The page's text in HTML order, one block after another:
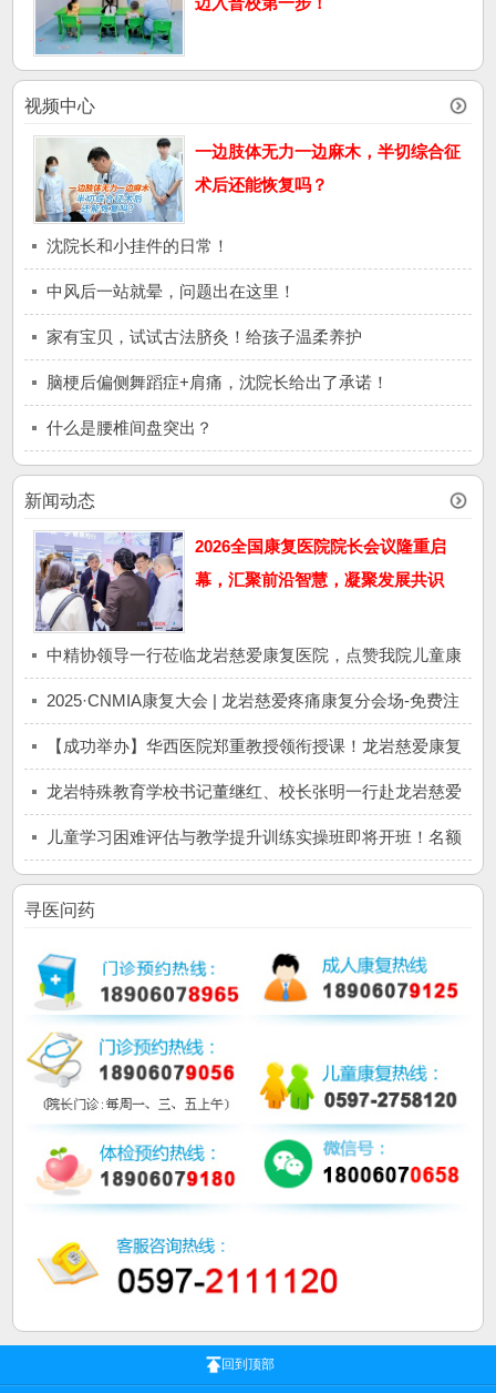
视频中心
一边肢体无力一边麻木，半切综合征
术后还能恢复吗？
沈院长和小挂件的日常！
中风后一站就晕，问题出在这里！
家有宝贝，试试古法脐灸！给孩子温柔养护
脑梗后偏侧舞蹈症+肩痛，沈院长给出了承诺！
什么是腰椎间盘突出？
新闻动态
2026全国康复医院院长会议隆重启
幕，汇聚前沿智慧，凝聚发展共识
中精协领导一行莅临龙岩慈爱康复医院，点赞我院儿童康
复专科实力！
2025·CNMIA康复大会 | 龙岩慈爱疼痛康复分会场-免费注
册 【成功举办】华西医院郑重教授领衔授课！龙岩慈爱康复
医院无创神经调控技术培训班圆满落幕
龙岩特殊教育学校书记董继红、校长张明一行赴龙岩慈爱
康复医院考察交流
儿童学习困难评估与教学提升训练实操班即将开班！名额
有限，速来报名哦！
寻医问药
回到顶部